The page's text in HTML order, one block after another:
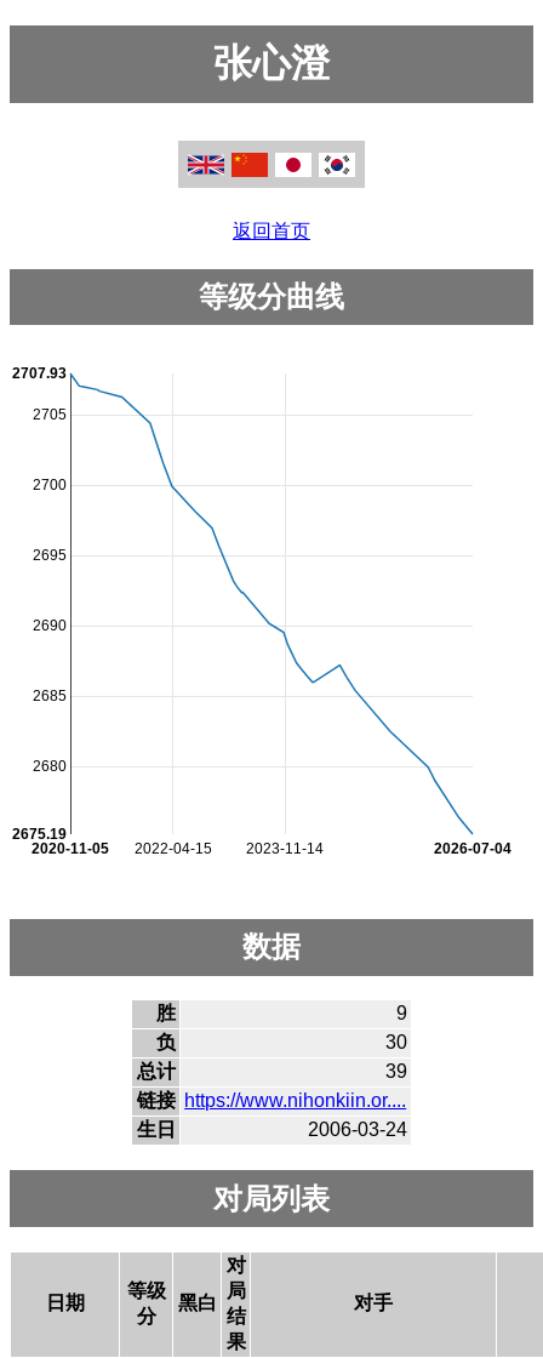
张心澄
返回首页
等级分曲线
2022-04-15 2023-11-14
2020-11-05 2026-07-04
2680
2685
2690
2695
2700
2705
2675.19
2707.93
数据
胜
9
负
30
总计
39
链接 https://www.nihonkiin.or....
生日
2006-03-24
对局列表
日期
等级
分
黑白
对
局
结
果
对手